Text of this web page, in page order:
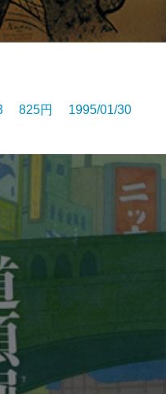
3 825円 1995/01/30